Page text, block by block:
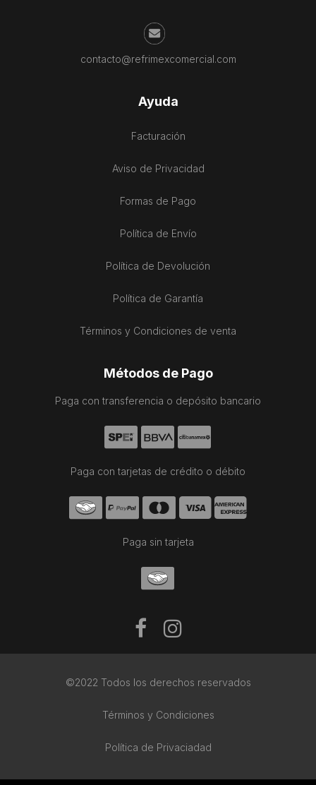
contacto@refrimexcomercial.com
Ayuda
Facturación
Aviso de Privacidad
Formas de Pago
Política de Envío
Política de Devolución
Política de Garantía
Términos y Condiciones de venta
Métodos de Pago
Paga con transferencia o depósito bancario
Paga con tarjetas de crédito o débito
Paga sin tarjeta
©2022 Todos los derechos reservados
Términos y Condiciones
Política de Privaciadad